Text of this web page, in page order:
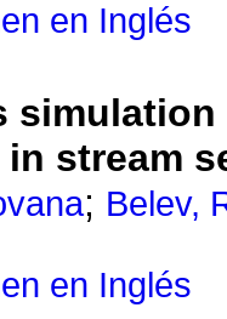
en Inglés
stream
; Belev,
en Inglés